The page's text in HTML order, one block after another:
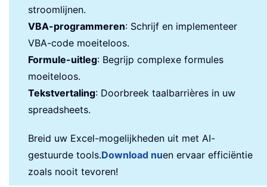
stroomlijnen.
VBA-programmeren: Schrijf en implementeer
VBA-code moeiteloos.
Formule-uitleg: Begrijp complexe formules
moeiteloos.
Tekstvertaling: Doorbreek taalbarrières in uw
spreadsheets.
Breid uw Excel-mogelijkheden uit met AI-
gestuurde tools.Download nuen ervaar efficiëntie
zoals nooit tevoren!